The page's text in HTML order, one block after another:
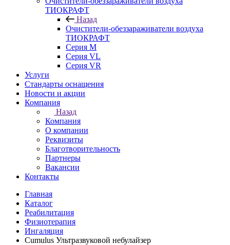
ТИОКРАФТ
Назад
Очистители-обеззараживатели воздуха
ТИОКРАФТ
Cерия M
Cерия VL
Серия VR
Услуги
Стандарты оснащения
Новости и акции
Компания
Назад
Компания
О компании
Реквизиты
Благотворительность
Партнеры
Вакансии
Контакты
Главная
Каталог
Реабилитация
Физиотерапия
Ингаляция
Cumulus Ультразвуковой небулайзер